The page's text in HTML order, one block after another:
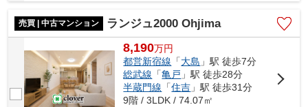
売買 | 中古マンション
ランジュ2000 Ohjima
8,190万円
都営新宿線 「大島 」駅 徒歩7分
総武線 「亀戸 」駅 徒歩28分
半蔵門線 「住吉 」駅 徒歩31分
9階 / 3LDK / 74.07㎡